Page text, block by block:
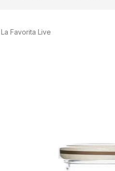
La Favorita Live